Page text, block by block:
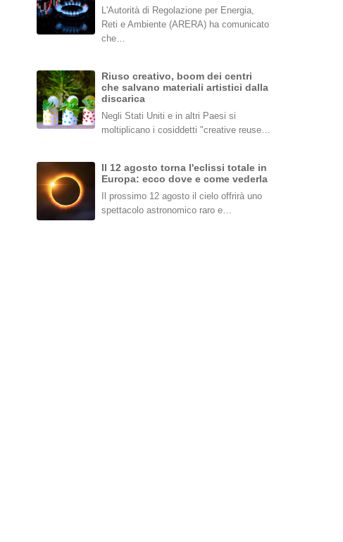
L'Autorità di Regolazione per Energia,
Reti e Ambiente (ARERA) ha comunicato
che…
Riuso creativo, boom dei centri
che salvano materiali artistici dalla
discarica
Negli Stati Uniti e in altri Paesi si
moltiplicano i cosiddetti "creative reuse…
Il 12 agosto torna l'eclissi totale in
Europa: ecco dove e come vederla
Il prossimo 12 agosto il cielo offrirà uno
spettacolo astronomico raro e…